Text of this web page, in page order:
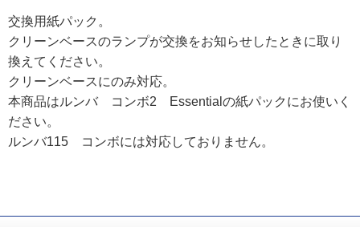
交換用紙パック。
クリーンベースのランプが交換をお知らせしたときに取り
換えてください。
クリーンベースにのみ対応。
本商品はルンバ コンボ2 Essentialの紙パックにお使いく
ださい。
ルンバ115 コンボには対応しておりません。